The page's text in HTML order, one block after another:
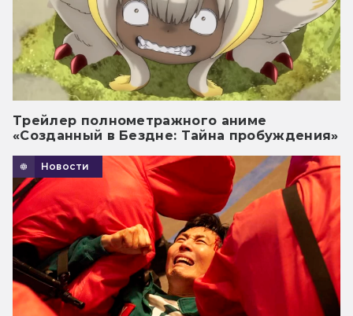
Трейлер полнометражного аниме
«Созданный в Бездне: Тайна пробуждения»
Новости